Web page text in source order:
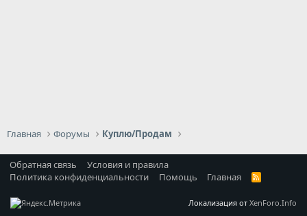
Главная Форумы Куплю/Продам
Обратная связь
Условия и правила
Политика конфиденциальности
Помощь Главная
R
Локализация от XenForo.Info